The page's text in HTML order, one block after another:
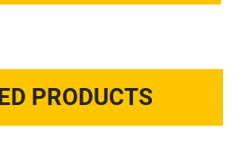
PRODUCTS